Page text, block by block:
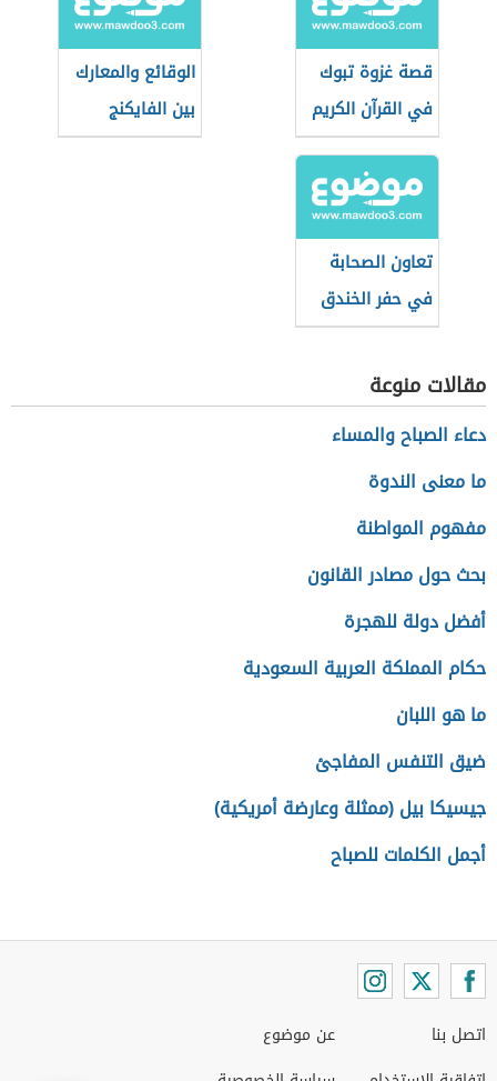
قصة غزوة تبوك
في القرآن الكريم
الوقائع والمعارك
بين الفايكنج
والمسلمين
تعاون الصحابة
في حفر الخندق
مقالات منوعة
دعاء الصباح والمساء
ما معنى الندوة
مفهوم المواطنة
بحث حول مصادر القانون
أفضل دولة للهجرة
حكام المملكة العربية السعودية
ما هو اللبان
ضيق التنفس المفاجئ
جيسيكا بيل (ممثلة وعارضة أمريكية)
أجمل الكلمات للصباح
اتصل بنا
عن موضوع